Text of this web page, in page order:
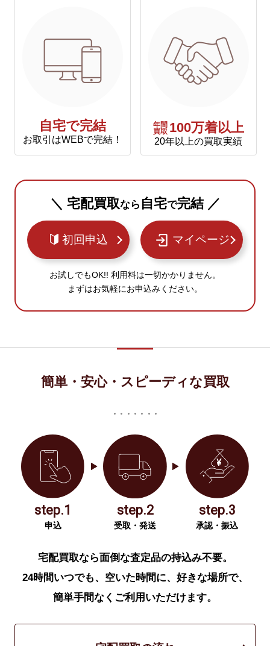
自宅で完結
お取引はWEBで完結！
年間
買取 100万着以上
20年以上の買取実績
＼ 宅配買取なら 自宅で完結 ／
初回申込 マイページ
お試しでもOK!! 利用料は一切かかりません。
まずはお気軽にお申込みください。
簡単・安心・スピーディな買取
step.1
申込
step.2
受取・発送
step.3
承認・振込
宅配買取なら面倒な査定品の持込み不要。
24時間いつでも、空いた時間に、好きな場所で、
簡単手間なくご利用いただけます。